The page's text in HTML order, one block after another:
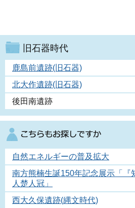
旧石器時代
鹿島前遺跡(旧石器)
北大作遺跡(旧石器)
後田南遺跡
自然エネルギーの普及拡大
南方熊楠生誕150年記念展示「『
人楚人冠」
西大久保遺跡(縄文時代)